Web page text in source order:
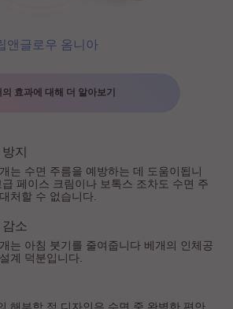
지
는 수면 주름을 예방하는 데 도움이됩니
급 페이스 크림이나 보톡스 조차도 수면 주
처할 수 없습니다.
소
는 아침 붓기를 줄여줍니다 베개의 인체공
계 덕분입니다.
앤글로우 옴니아
의 효과에 대해 더 알아보기